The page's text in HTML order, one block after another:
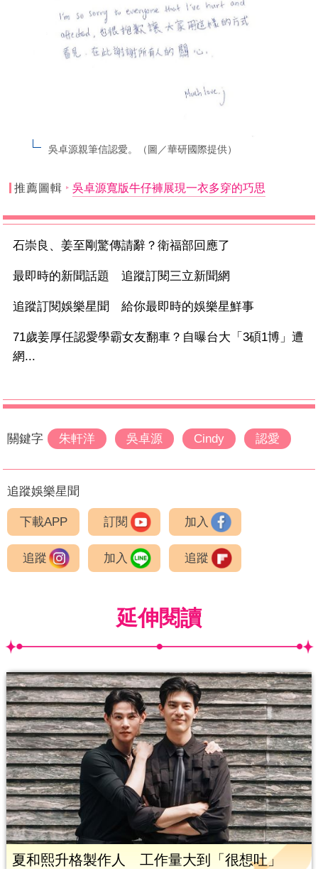
吳卓源親筆信認愛。（圖／華研國際提供）
推薦圖輯 吳卓源寬版牛仔褲展現一衣多穿的巧思
石崇良、姜至剛驚傳請辭？衛福部回應了
最即時的新聞話題 追蹤訂閱三立新聞網
追蹤訂閱娛樂星聞 給你最即時的娛樂星鮮事
71歲姜厚任認愛學霸女友翻車？自曝台大「3碩1博」遭
網...
關鍵字 朱軒洋 吳卓源 Cindy 認愛
追蹤娛樂星聞
下載APP 訂閱 加入
追蹤 加入 追蹤
延伸閱讀
夏和熙升格製作人 工作量大到「很想吐」